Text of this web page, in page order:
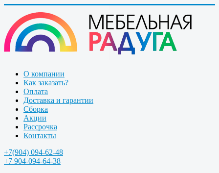
О компании
Как заказать?
Оплата
Доставка и гарантии
Сборка
Акции
Рассрочка
Контакты
+7(904) 094-62-48
+7 904-094-64-38